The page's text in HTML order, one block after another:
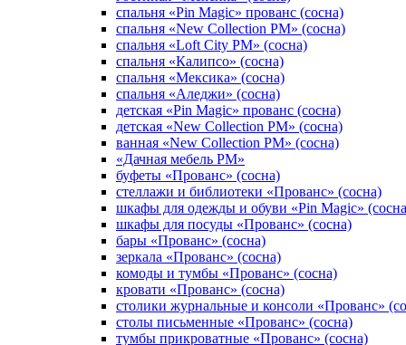
спальня «Pin Magic» прованс (сосна)
спальня «New Collection PM» (сосна)
спальня «Loft City PM» (сосна)
спальня «Калипсо» (сосна)
спальня «Мексика» (сосна)
спальня «Аледжи» (сосна)
детская «Pin Magic» прованс (сосна)
детская «New Collection PM» (сосна)
ванная «New Collection PM» (сосна)
«Дачная мебель PM»
буфеты «Прованс» (сосна)
стеллажи и библиотеки «Прованс» (сосна)
шкафы для одежды и обуви «Pin Magic»
шкафы для посуды «Прованс» (сосна)
бары «Прованс» (сосна)
зеркала «Прованс» (сосна)
комоды и тумбы «Прованс» (сосна)
кровати «Прованс» (сосна)
столики журнальные и консоли «Прованс»
столы письменные «Прованс» (сосна)
тумбы прикроватные «Прованс» (сосна)